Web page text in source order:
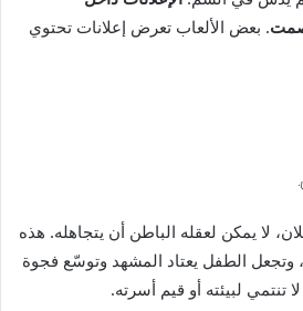
. بعض الألعاب تعرض إعلانات تحتوي
لا يمكن لعقله الباطن أن يتجاهله. هذه
وتجعل الطفل يعتاد المشهد وتوسّع فجوة
تنتمي لبيئته أو قيم أسرته.